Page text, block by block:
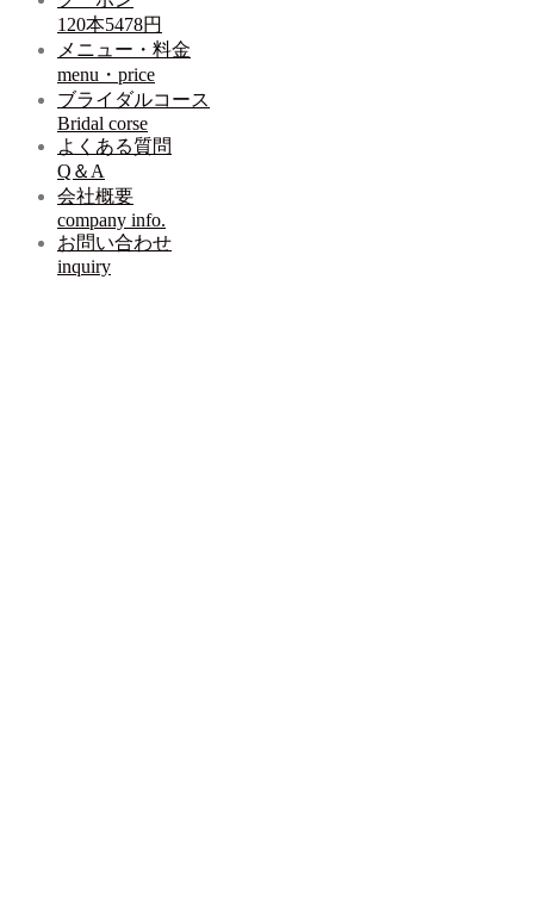
120本5478円
メニュー・料金
menu・price
ブライダルコース
Bridal corse
よくある質問
Q＆A
会社概要
company info.
お問い合わせ
inquiry